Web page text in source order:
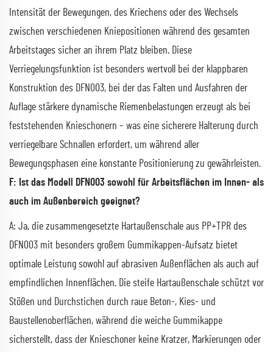
Intensität der Bewegungen, des Kriechens oder des Wechsels
zwischen verschiedenen Kniepositionen während des gesamten
Arbeitstages sicher an ihrem Platz bleiben. Diese
Verriegelungsfunktion ist besonders wertvoll bei der klappbaren
Konstruktion des DFN003, bei der das Falten und Ausfahren der
Auflage stärkere dynamische Riemenbelastungen erzeugt als bei
feststehenden Knieschonern – was eine sicherere Halterung durch
verriegelbare Schnallen erfordert, um während aller
Bewegungsphasen eine konstante Positionierung zu gewährleisten.
F: Ist das Modell DFN003 sowohl für Arbeitsflächen im Innen- als
auch im Außenbereich geeignet?
A: Ja, die zusammengesetzte Hartaußenschale aus PP+TPR des
DFN003 mit besonders großem Gummikappen-Aufsatz bietet
optimale Leistung sowohl auf abrasiven Außenflächen als auch auf
empfindlichen Innenflächen. Die steife Hartaußenschale schützt vor
Stößen und Durchstichen durch raue Beton-, Kies- und
Baustellenoberflächen, während die weiche Gummikappe
sicherstellt, dass der Knieschoner keine Kratzer, Markierungen oder